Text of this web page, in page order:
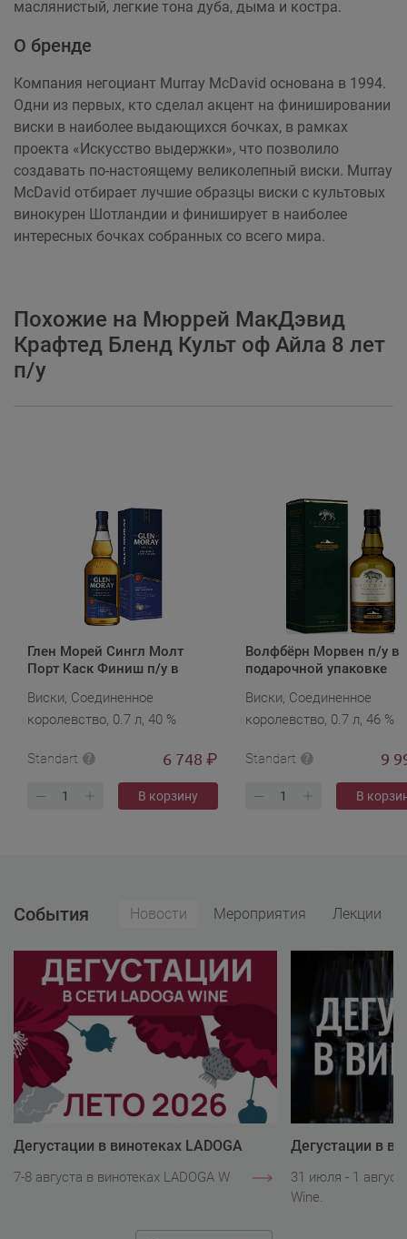
маслянистый, легкие тона дуба, дыма и костра.
О бренде
Компания негоциант Murray McDavid основана в 1994.
Одни из первых, кто сделал акцент на финишировании
виски в наиболее выдающихся бочках, в рамках
проекта «Искусство выдержки», что позволило
создавать по-настоящему великолепный виски. Murray
McDavid отбирает лучшие образцы виски с культовых
винокурен Шотландии и финиширует в наиболее
интересных бочках собранных со всего мира.
Похожие на Мюррей МакДэвид
Крафтед Бленд Культ оф Айла 8 лет
п/у
Глен Морей Сингл Молт
Порт Каск Финиш п/у в
Виски, Соединенное
королевство, 0.7 л, 40 %
Standart 6 748 ₽
В корзину
Волфбёрн Морвен п/у в
подарочной упаковке
Виски, Соединенное
королевство, 0.7 л, 46 %
Standart 9
В
События Новости Мероприятия Лекции
Дегустации в винотеках LADOGA
7-8 августа в винотеках LADOGA Wine.
Дегустации в
31 июля - 1
Wine.